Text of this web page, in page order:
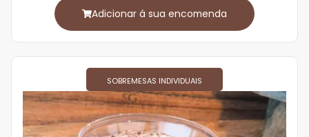
Adicionar á sua encomenda
SOBREMESAS INDIVIDUAIS